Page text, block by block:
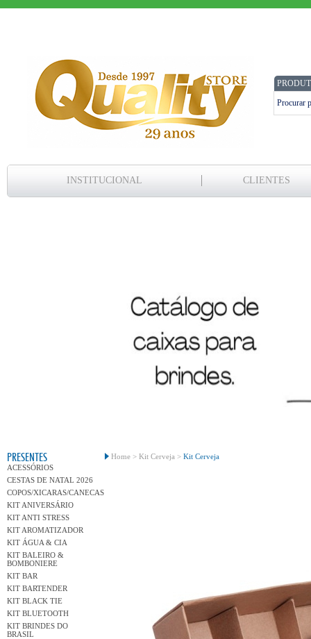
INSTITUCIONAL CLIENTES
PRESENTES
ACESSÓRIOS
CESTAS DE NATAL 2026
COPOS/XICARAS/CANECAS
KIT ANIVERSÁRIO
KIT ANTI STRESS
KIT AROMATIZADOR
KIT ÁGUA & CIA
KIT BALEIRO &
BOMBONIERE
KIT BAR
KIT BARTENDER
KIT BLACK TIE
KIT BLUETOOTH
KIT BRINDES DO
BRASIL
Home > Kit Cerveja > Kit Cerveja